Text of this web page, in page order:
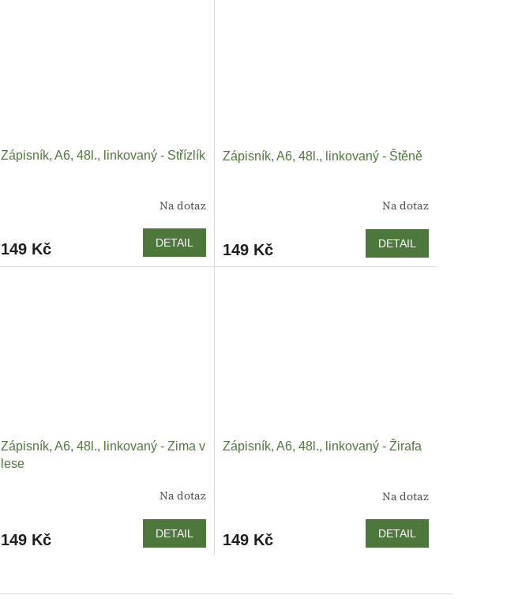
Zápisník, A6, 48l., linkovaný - Střízlík
Na dotaz
149 Kč DETAIL
Zápisník, A6, 48l., linkovaný - Štěně
Na dotaz
149 Kč DETAIL
Zápisník, A6, 48l., linkovaný - Zima v
lese
Na dotaz
149 Kč DETAIL
Zápisník, A6, 48l., linkovaný - Žirafa
Na dotaz
149 Kč DETAIL
v